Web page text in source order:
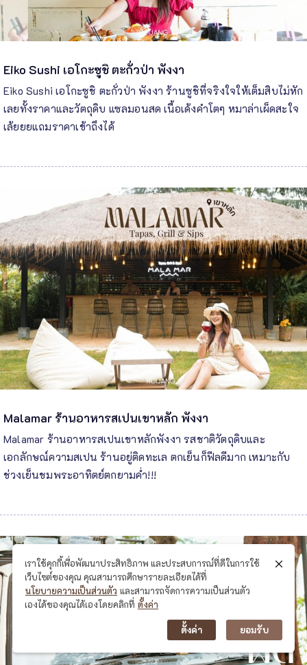
Eiko Sushi เอโกะซูชิ ตะกั่วป่า พังงา
Eiko Sushi เอโกะซูชิ ตะกั่วป่า พังงา ร้านซูชิที่จริงใจให้เต็มสิบไม่หัก
เลยทั้งราคาและวัตถุดิบ แซลมอนสด เนื้อเด้งคำโตๆ หมาล่าเผ็ดสะใจ
เล้ยยยแถมราคาเข้าถึงได้
Malamar ร้านอาหารสเปนเขาหลัก พังงา
Malamar ร้านอาหารสเปนเขาหลักพังงา รสชาติวัตถุดิบและ
เอกลักษณ์ความสเปน ร้านอยู่ติดทะเล ตกเย็นก็ฟีลดีมาก เหมาะกับ
ช่วงเย็นชมพระอาทิตย์ตกยามค่ำ!!!
เราใช้คุกกี้เพื่อพัฒนาประสิทธิภาพ และประสบการณ์ที่ดีในการใช้
เว็บไซต์ของคุณ คุณสามารถศึกษารายละเอียดได้ที่
นโยบายความเป็นส่วนตัว และสามารถจัดการความเป็นส่วนตัว
เองได้ของคุณได้เองโดยคลิกที่ ตั้งค่า
ตั้งค่า ยอมรับ